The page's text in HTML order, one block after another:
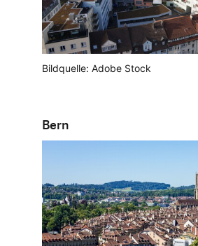
Bildquelle: Adobe Stock
Bern